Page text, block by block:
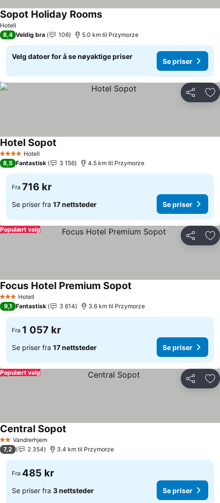
Hotell
Sopot Holiday RoomsSe priser
8,4 Veldig bra 106 5.0 km til Przymorze
Velg datoer for å se nøyaktige priser
Se priser
Del
4 StjernerHotell
Hotel Sopot
8,5 Fantastisk 3 156 4.5 km til Przymorze
Fra 716 kr
Se priser fra 17 nettsteder Se priser
Del
Populært valg
3 StjernerHotell
Focus Hotel Premium Sopot
9,1 Fantastisk 3 614 3.6 km til Przymorze
Fra 1 057 kr
Se priser fra 17 nettsteder Se priser
Del
Populært valg
2 StjernerVandrerhjem
Central Sopot
7,2 2 354 3.4 km til Przymorze
Fra 485 kr
Se priser fra 3 nettsteder Se priser